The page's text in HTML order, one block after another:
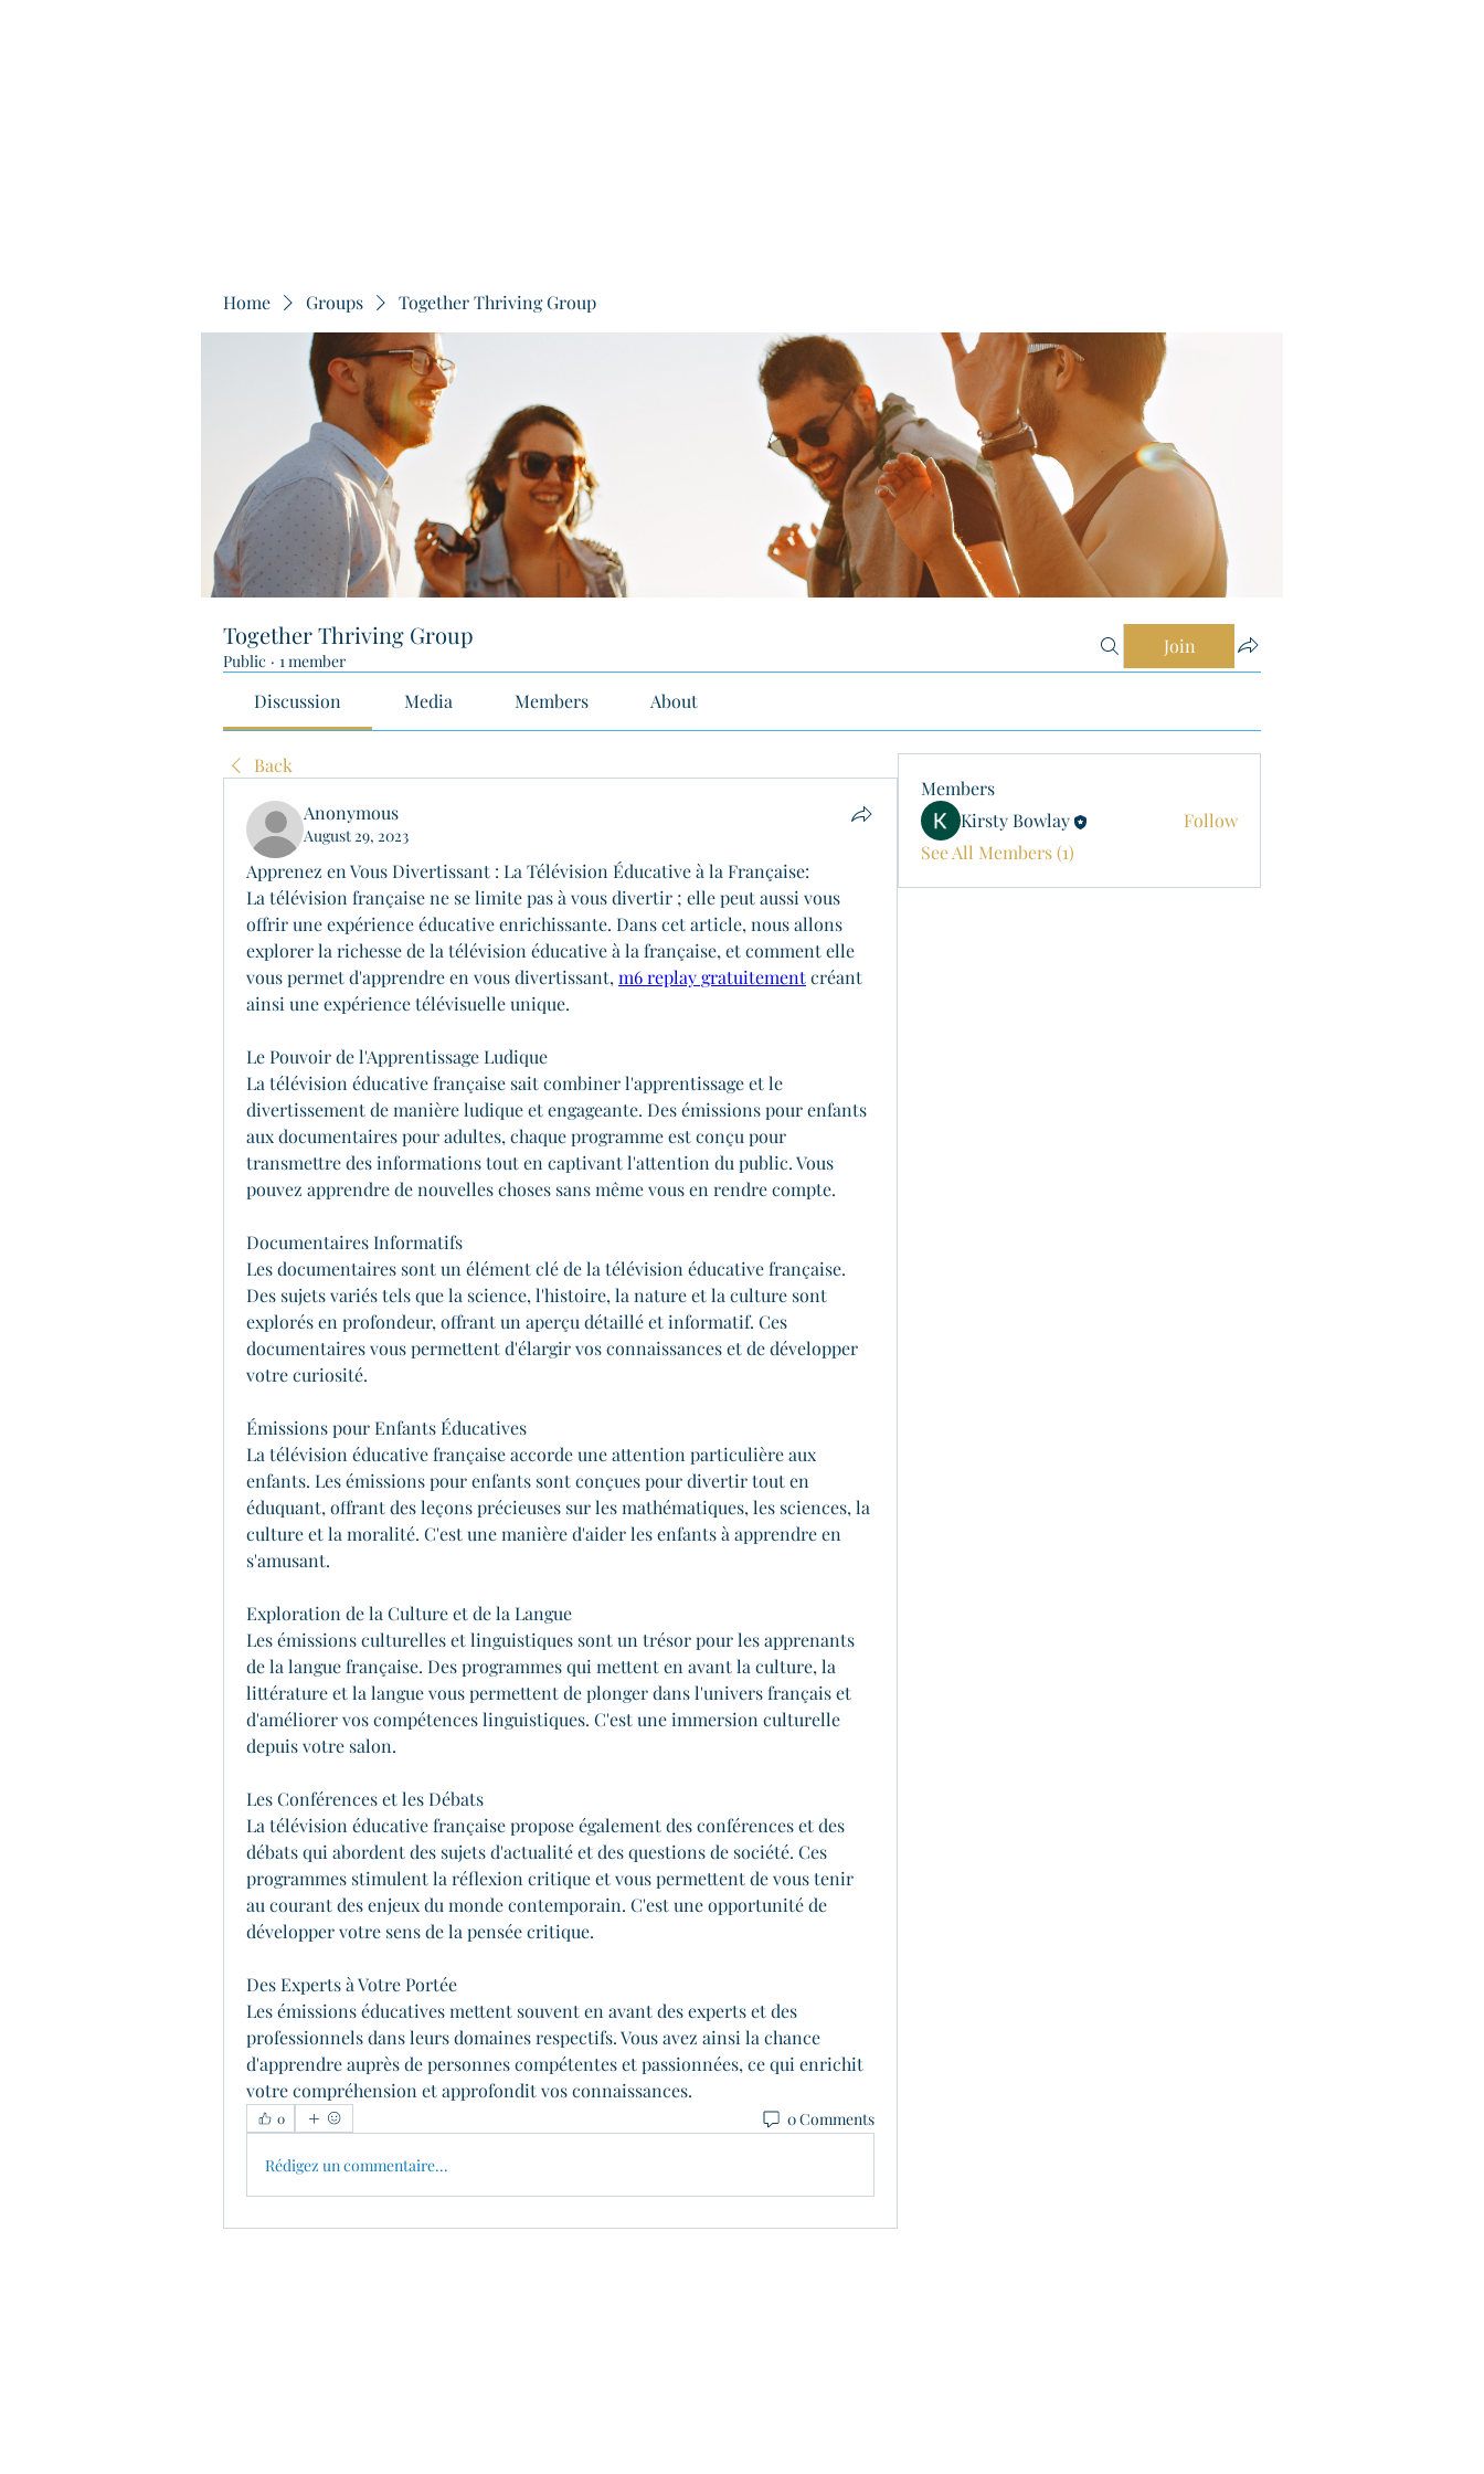
Home Groups Together Thriving Group
Together Thriving Group
Public · 1 member
Join
Discussion Media Members About
Back
Anonymous
August 29, 2023
Apprenez en Vous Divertissant : La Télévision Éducative à la Française:
La télévision française ne se limite pas à vous divertir ; elle peut aussi vous
offrir une expérience éducative enrichissante. Dans cet article, nous allons
explorer la richesse de la télévision éducative à la française, et comment elle
vous permet d'apprendre en vous divertissant, m6 replay gratuitement créant
ainsi une expérience télévisuelle unique.
Le Pouvoir de l'Apprentissage Ludique
La télévision éducative française sait combiner l'apprentissage et le
divertissement de manière ludique et engageante. Des émissions pour enfants
aux documentaires pour adultes, chaque programme est conçu pour
transmettre des informations tout en captivant l'attention du public. Vous
pouvez apprendre de nouvelles choses sans même vous en rendre compte.
Documentaires Informatifs
Les documentaires sont un élément clé de la télévision éducative française.
Des sujets variés tels que la science, l'histoire, la nature et la culture sont
explorés en profondeur, offrant un aperçu détaillé et informatif. Ces
documentaires vous permettent d'élargir vos connaissances et de développer
votre curiosité.
Émissions pour Enfants Éducatives
La télévision éducative française accorde une attention particulière aux
enfants. Les émissions pour enfants sont conçues pour divertir tout en
éduquant, offrant des leçons précieuses sur les mathématiques, les sciences, la
culture et la moralité. C'est une manière d'aider les enfants à apprendre en
s'amusant.
Exploration de la Culture et de la Langue
Les émissions culturelles et linguistiques sont un trésor pour les apprenants
de la langue française. Des programmes qui mettent en avant la culture, la
littérature et la langue vous permettent de plonger dans l'univers français et
d'améliorer vos compétences linguistiques. C'est une immersion culturelle
depuis votre salon.
Les Conférences et les Débats
La télévision éducative française propose également des conférences et des
débats qui abordent des sujets d'actualité et des questions de société. Ces
programmes stimulent la réflexion critique et vous permettent de vous tenir
au courant des enjeux du monde contemporain. C'est une opportunité de
développer votre sens de la pensée critique.
Des Experts à Votre Portée
Les émissions éducatives mettent souvent en avant des experts et des
professionnels dans leurs domaines respectifs. Vous avez ainsi la chance
d'apprendre auprès de personnes compétentes et passionnées, ce qui enrichit
votre compréhension et approfondit vos connaissances.
0 0 Comments
Rédigez un commentaire...
Members
Kirsty Bowlay
Follow
See All Members (1)